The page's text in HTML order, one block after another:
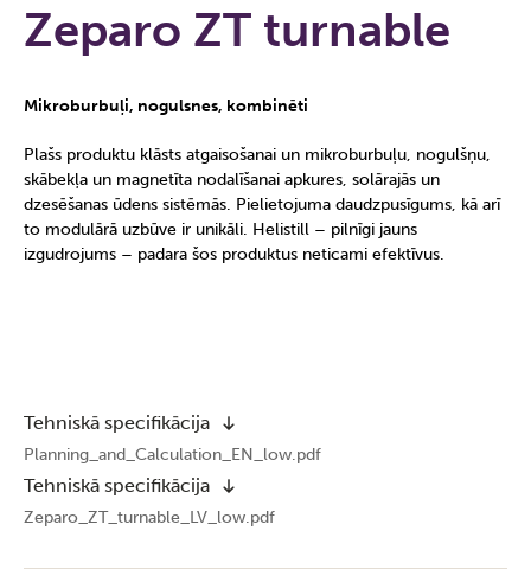
Zeparo ZT turnable
Mikroburbuļi, nogulsnes, kombinēti
Plašs produktu klāsts atgaisošanai un mikroburbuļu, nogulšņu,
skābekļa un magnetīta nodalīšanai apkures, solārajās un
dzesēšanas ūdens sistēmās. Pielietojuma daudzpusīgums, kā arī
to modulārā uzbūve ir unikāli. Helistill – pilnīgi jauns
izgudrojums – padara šos produktus neticami efektīvus.
Tehniskā specifikācija
Planning_and_Calculation_EN_low.pdf
Tehniskā specifikācija
Zeparo_ZT_turnable_LV_low.pdf